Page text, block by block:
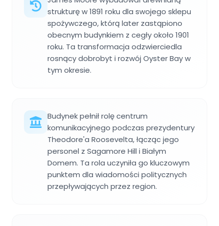
strukturę w 1891 roku dla swojego sklepu
spożywczego, którą later zastąpiono
obecnym budynkiem z cegły około 1901
roku. Ta transformacja odzwierciedla
rosnący dobrobyt i rozwój Oyster Bay w
tym okresie.
Budynek pełnił rolę centrum
komunikacyjnego podczas prezydentury
Theodore'a Roosevelta, łącząc jego
personel z Sagamore Hill i Białym
Domem. Ta rola uczyniła go kluczowym
punktem dla wiadomości politycznych
przepływających przez region.